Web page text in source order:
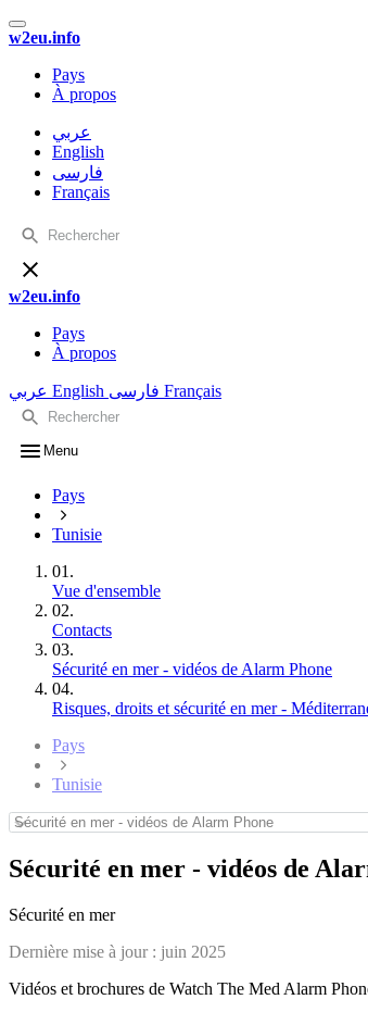
w2eu.info
Pays
À propos
عربي
English
فارسی
Français
w2eu.info
Pays
À propos
عربي English فارسی Français
Menu
Pays
Tunisie
01.
Vue d'ensemble
02.
Contacts
03.
Sécurité en mer - vidéos de Alarm Phone
04.
Risques, droits et sécurité en mer -
Pays
Tunisie
Sécurité en mer - vidéos de
Sécurité en mer
Dernière mise à jour : juin 2025
Vidéos et brochures de Watch The Med Alarm